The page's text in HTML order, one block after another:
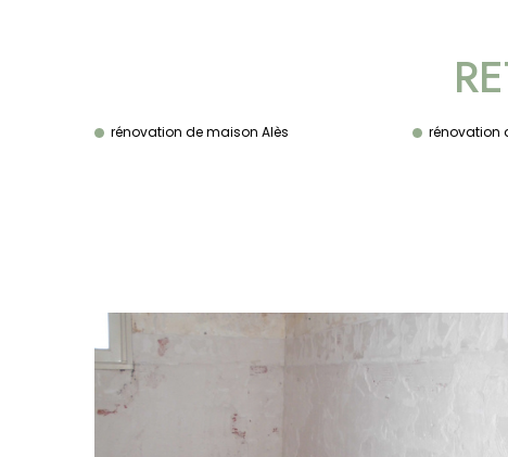
rénovation de maison Alès rénovation